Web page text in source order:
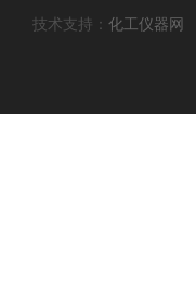
技术支持： 化工仪器网